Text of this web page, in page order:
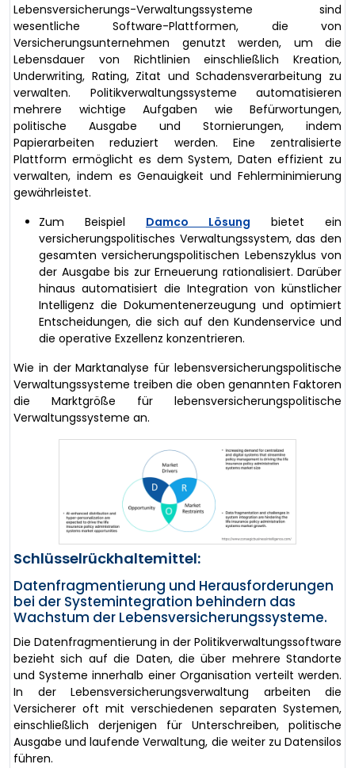
Lebensversicherungs-Verwaltungssysteme sind
wesentliche Software-Plattformen, die von
Versicherungsunternehmen genutzt werden, um die
Lebensdauer von Richtlinien einschließlich Kreation,
Underwriting, Rating, Zitat und Schadensverarbeitung zu
verwalten. Politikverwaltungssysteme automatisieren
mehrere wichtige Aufgaben wie Befürwortungen,
politische Ausgabe und Stornierungen, indem
Papierarbeiten reduziert werden. Eine zentralisierte
Plattform ermöglicht es dem System, Daten effizient zu
verwalten, indem es Genauigkeit und Fehlerminimierung
gewährleistet.
Zum Beispiel Damco Lösung bietet ein
versicherungspolitisches Verwaltungssystem, das den
gesamten versicherungspolitischen Lebenszyklus von
der Ausgabe bis zur Erneuerung rationalisiert. Darüber
hinaus automatisiert die Integration von künstlicher
Intelligenz die Dokumentenerzeugung und optimiert
Entscheidungen, die sich auf den Kundenservice und
die operative Exzellenz konzentrieren.
Wie in der Marktanalyse für lebensversicherungspolitische
Verwaltungssysteme treiben die oben genannten Faktoren
die Marktgröße für lebensversicherungspolitische
Verwaltungssysteme an.
Schlüsselrückhaltemittel:
Datenfragmentierung und Herausforderungen
bei der Systemintegration behindern das
Wachstum der Lebensversicherungssysteme.
Die Datenfragmentierung in der Politikverwaltungssoftware
bezieht sich auf die Daten, die über mehrere Standorte
und Systeme innerhalb einer Organisation verteilt werden.
In der Lebensversicherungsverwaltung arbeiten die
Versicherer oft mit verschiedenen separaten Systemen,
einschließlich derjenigen für Unterschreiben, politische
Ausgabe und laufende Verwaltung, die weiter zu Datensilos
führen.